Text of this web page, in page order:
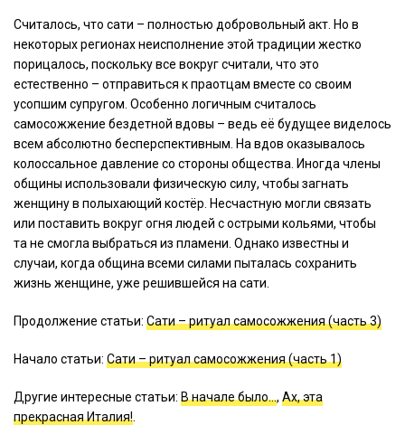
Считалось, что сати – полностью добровольный акт. Но в
некоторых регионах неисполнение этой традиции жестко
порицалось, поскольку все вокруг считали, что это
естественно – отправиться к праотцам вместе со своим
усопшим супругом. Особенно логичным считалось
самосожжение бездетной вдовы – ведь её будущее виделось
всем абсолютно бесперспективным. На вдов оказывалось
колоссальное давление со стороны общества. Иногда члены
общины использовали физическую силу, чтобы загнать
женщину в полыхающий костёр. Несчастную могли связать
или поставить вокруг огня людей с острыми кольями, чтобы
та не смогла выбраться из пламени. Однако известны и
случаи, когда община всеми силами пыталась сохранить
жизнь женщине, уже решившейся на сати.
Продолжение статьи: Сати – ритуал самосожжения (часть 3)
Начало статьи: Сати – ритуал самосожжения (часть 1)
Другие интересные статьи: В начале было…, Ах, эта
прекрасная Италия!